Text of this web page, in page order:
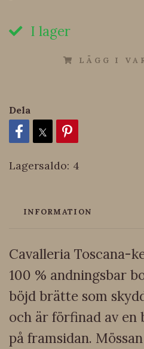
I lager
LÄGG I
Dela
Lagersaldo: 4
INFORMATION
Cavalleria Toscana-
100 % andningsbar
böjd brätte som
och är förfinad av
på framsidan.